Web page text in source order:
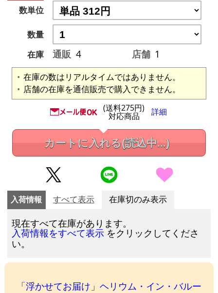
数単位
数量
在庫
通販 4 店舗 1
在庫の数はリアルタイムではありません。
店舗の在庫を通信販売で購入できません。
(送料275円)
対応商品 詳細
カートに入れる(読込中...)
入荷情報 すべて表示 在庫切のみ表示
現在すべて在庫があります。
入荷情報をすべて表示 をクリックしてくださ
い。
「浮かせてお届け」ヘリウム・イン・バルー